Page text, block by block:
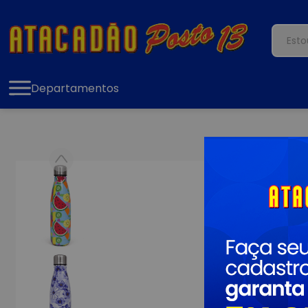
Departamentos